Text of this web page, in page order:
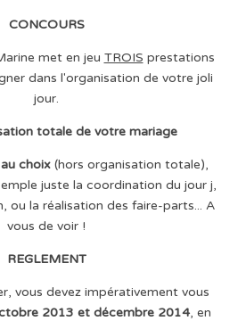
CONCOURS
met en jeu TROIS prestations
dans l'organisation de votre joli
jour.
totale de votre mariage
choix(hors organisation totale),
juste la coordination du jour j,
ou la réalisation des faire-parts... A
vous de voir !
REGLEMENT
vous devez impérativement vous
2013 et décembre 2014, en